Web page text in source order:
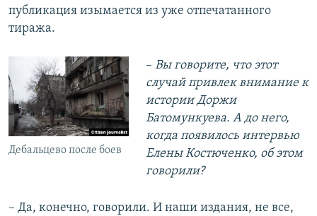
публикация изымается из уже отпечатанного
тиража.
Дебальцево после боев
​–​ Вы говорите, что этот
случай привлек внимание к
истории Доржи
Батомункуева. А до него,
когда появилось интервью
Елены Костюченко, об этом
говорили?
– Да, конечно, говорили. И наши издания, не все,